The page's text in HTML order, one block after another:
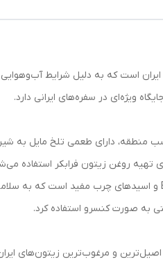
است که به دلیل شرایط
ویژه‌ای در سفره‌های ایرانی دارد.
منطقه، دارای طعمی تلخ مایل به
تهیه روغن زیتون فرابکر استفاده
به صورت کنسرو استفاده کرد.
اصیل‌ترین و مرغوب‌ترین زیتون‌های